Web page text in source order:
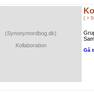
(Synonymordbog.dk)
Kollaboration
( >
Gå